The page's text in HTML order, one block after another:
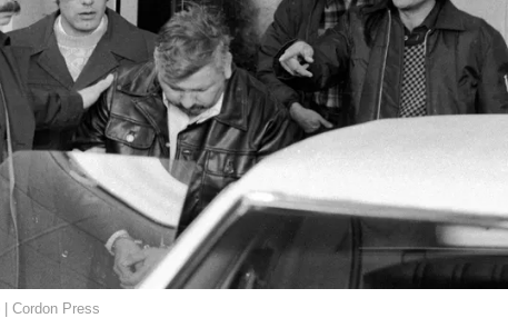
Cordon Press